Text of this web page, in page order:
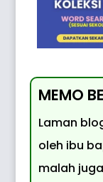
MEMO
Laman
oleh ibu
malah